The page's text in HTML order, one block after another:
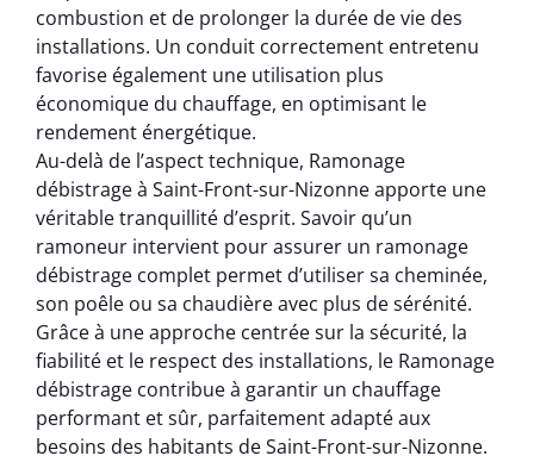
combustion et de prolonger la durée de vie des
installations. Un conduit correctement entretenu
favorise également une utilisation plus
économique du chauffage, en optimisant le
rendement énergétique.
Au-delà de l’aspect technique, Ramonage
débistrage à Saint-Front-sur-Nizonne apporte une
véritable tranquillité d’esprit. Savoir qu’un
ramoneur intervient pour assurer un ramonage
débistrage complet permet d’utiliser sa cheminée,
son poêle ou sa chaudière avec plus de sérénité.
Grâce à une approche centrée sur la sécurité, la
fiabilité et le respect des installations, le Ramonage
débistrage contribue à garantir un chauffage
performant et sûr, parfaitement adapté aux
besoins des habitants de Saint-Front-sur-Nizonne.